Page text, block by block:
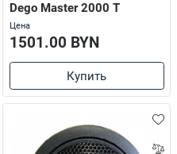
Dego Master 2000 T
Цена
1501.00 BYN
Купить